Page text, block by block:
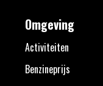
Omgeving
Activiteiten
Benzineprijs